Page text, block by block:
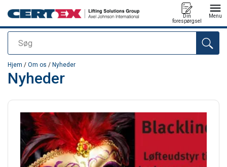
Søg
Din
forespørgsel
Menu
Produktet blev tilføjet til din forespørgsel
Hjem / Om os / Nyheder
Nyheder